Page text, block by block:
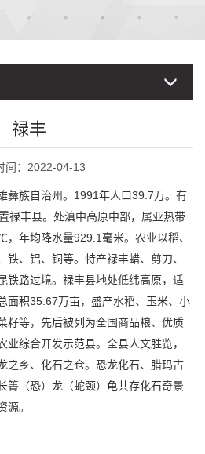
禄丰
间：2022-04-13
彝族自治州。1991年人口39.7万。有
禄丰县。处滇中高原中部，属亚热带
年均降水量929.1毫米。农业以稻、
铁、铝、铜等。特产禄丰蜡、剪刀、
铁路过境。禄丰县地处低纬高原，适
面积35.67万亩，盛产水稻、玉米、小
籽等，先后被列为全国商品粮、优质
综合开发示范县。全县人文胜览，
之乡、化石之仓。恐龙化石、腊玛古
箐（恐）龙（蛇颈）龟共存化石奇景
源。